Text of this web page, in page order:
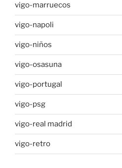
vigo-marruecos
vigo-napoli
vigo-niños
vigo-osasuna
vigo-portugal
vigo-psg
vigo-real madrid
vigo-retro